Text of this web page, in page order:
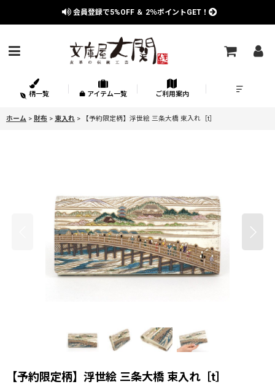
会員登録で5%OFF ＆ 2％ポイントGET！
柄一覧 アイテム一覧 ご利用案内
ホーム > 財布 > 束入れ > 【予約限定柄】浮世絵 三条大橋 束入れ［t］
【予約限定柄】浮世絵 三条大橋 束入れ［t］